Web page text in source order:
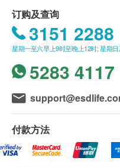
吸附除味活化吸附自来
合物，发挥过滤、吸
色，保留最天然的口感。
市面上有不同的滤水器
反渗透当中所有的滤
可见活性碳在滤水器中
碳是发挥自来水过滤
属、 氯、有机化合物。
送货时间:
商品会于订单确认
送货时间为上午 9 时
送货服务有可能因
暂停或延期，送货
如商品已到达收货
司可再次安排送货
HK$50
订购及查询
3151 2288
星期一至六早上9时至晚上12时; 星期
5283 4117
付款方法